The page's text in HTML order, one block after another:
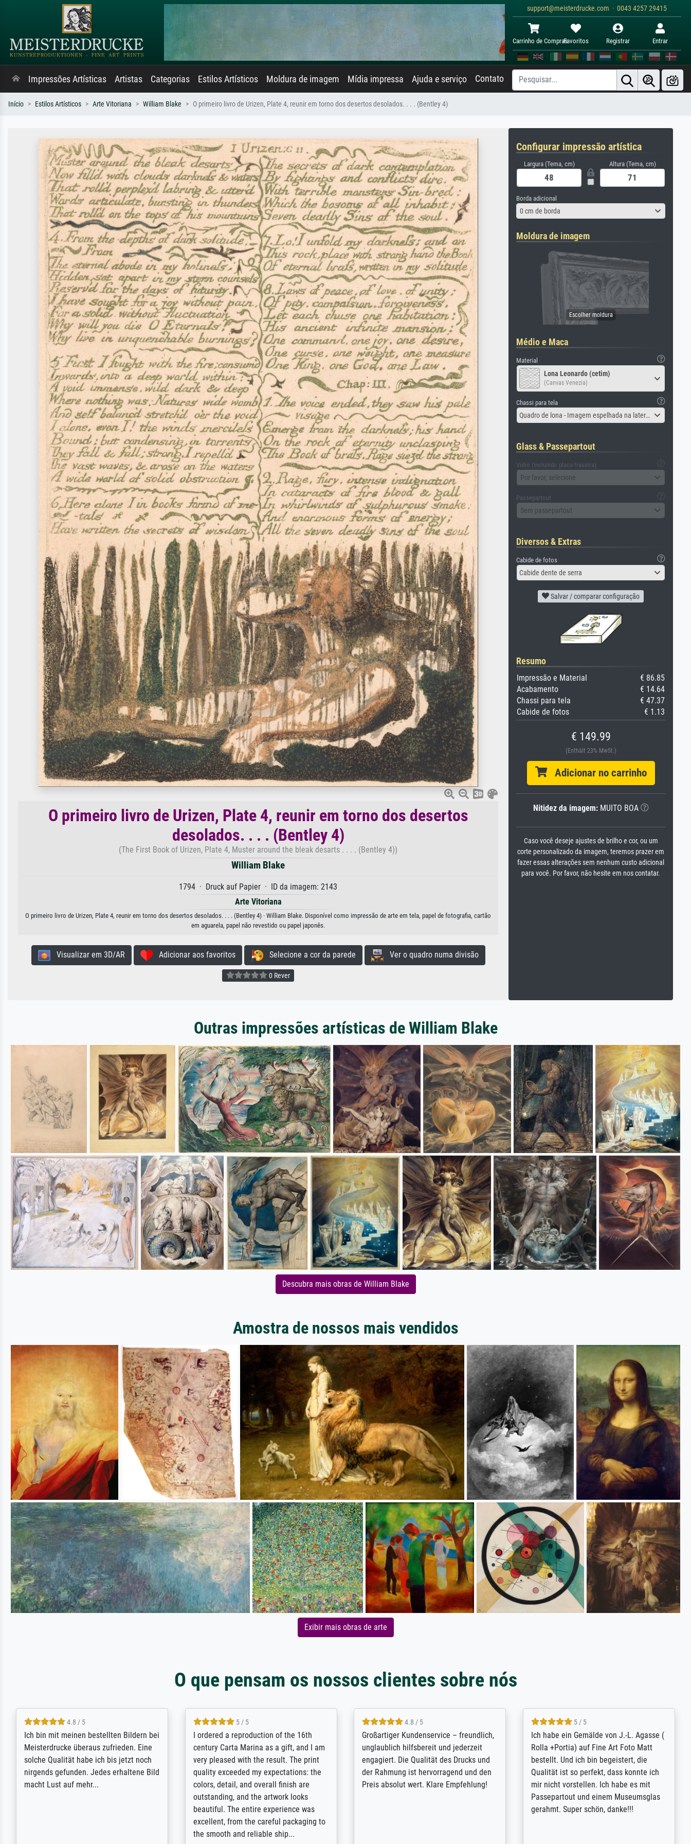
support@meisterdrucke.com · 0043 4257 29415
Carrinho de ComprasFavoritos Registrar Entrar
Impressões Artísticas Artistas Categorias Estilos Artísticos Moldura de imagem Mídia impressa Ajuda e serviço Contato
Início Estilos Artísticos Arte Vitoriana William Blake O primeiro livro de Urizen, Plate 4, reunir em torno dos desertos desolados. . . . (Bentley 4)
O primeiro livro de Urizen, Plate 4, reunir em torno dos desertos
desolados. . . . (Bentley 4)
(The First Book of Urizen, Plate 4, Muster around the bleak desarts . . . . (Bentley 4))
William Blake
1794 · Druck auf Papier · ID da imagem: 2143
Arte Vitoriana
O primeiro livro de Urizen, Plate 4, reunir em torno dos desertos desolados. . . . (Bentley 4) · William Blake. Disponível como impressão de arte em tela, papel de fotografia, cartão
em aguarela, papel não revestido ou papel japonês.
Visualizar em 3D/AR Adicionar aos favoritos Selecione a cor da parede Ver o quadro numa divisão
0 Rever
Configurar impressão artística
Largura (Tema, cm) Altura (Tema, cm)
Borda adicional
0 cm de borda
Moldura de imagem
Médio e Maca
Material
Lona Leonardo (cetim)
(Canvas Venezia)
Chassi para tela
Quadro de lona - Imagem espelhada na lateral
Glass & Passepartout
Vidro (incluindo placa traseira)
Por favor, selecione
Passepartout
Sem passepartout
Diversos & Extras
Cabide de fotos
Cabide dente de serra
Salvar / comparar configuração
Resumo
Impressão e Material
€ 86.85
Acabamento
€ 14.64
Chassi para tela
€ 47.37
Cabide de fotos
€ 1.13
€ 149.99
(Enthält 23% MwSt.)
Adicionar no carrinho
Nitidez da imagem:MUITO BOA
Caso você deseje ajustes de brilho e cor, ou um
corte personalizado da imagem, teremos prazer em
fazer essas alterações sem nenhum custo adicional
para você. Por favor, não hesite em nos contatar.
Outras impressões artísticas de William Blake
Descubra mais obras de William Blake
Amostra de nossos mais vendidos
Exibir mais obras de arte
O que pensam os nossos clientes sobre nós
5 / 5
Rundum positive Erfahrung. Die
Ausführung des Auftrags hat eine Weile
gedauert, die angekündigte Lieferzeit
wurde aber letztlich sogar etwas
unterschritten. Die Qualität des Papiers
5 / 5
The team at Meisterdrucke strives to
meet its clients demands, and provides
expert advice on how to obtain the best
results for the prints requested by the
client. The company has a vast
repertoire of prints to choose from, and
will provide excellent service also with
regards to prints which are not in that
repertoire. Highly recommended!
5 / 5
Outstanding quality and customer
support. - the quality of the printing is
excellent and difficult to distinguish
from the real thing; it will be my go-to
for high-quality art prints from now on -
4.8 / 5
Qualité absolument irréprochable.
Extraordinaire diversité des thèmes
abordés et personnalisation des
demandes (recadrage, réajustement des
couleurs). Relation clientèle parfaite.
Transport, réception sans aucun
problème. Merci à toute l'équipe ! Hervé